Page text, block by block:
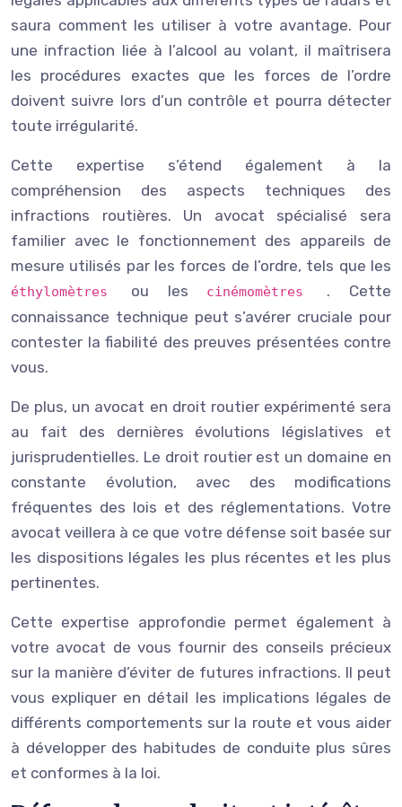
saura comment les utiliser à votre avantage. Pour
une infraction liée à l’alcool au volant, il maîtrisera
les procédures exactes que les forces de l’ordre
doivent suivre lors d’un contrôle et pourra détecter
toute irrégularité.
Cette expertise s’étend également à la
compréhension des aspects techniques des
infractions routières. Un avocat spécialisé sera
familier avec le fonctionnement des appareils de
mesure utilisés par les forces de l’ordre, tels que les
éthylomètres ou les cinémomètres . Cette
connaissance technique peut s’avérer cruciale pour
contester la fiabilité des preuves présentées contre
vous.
De plus, un avocat en droit routier expérimenté sera
au fait des dernières évolutions législatives et
jurisprudentielles. Le droit routier est un domaine en
constante évolution, avec des modifications
fréquentes des lois et des réglementations. Votre
avocat veillera à ce que votre défense soit basée sur
les dispositions légales les plus récentes et les plus
pertinentes.
Cette expertise approfondie permet également à
votre avocat de vous fournir des conseils précieux
sur la manière d’éviter de futures infractions. Il peut
vous expliquer en détail les implications légales de
différents comportements sur la route et vous aider
à développer des habitudes de conduite plus sûres
et conformes à la loi.